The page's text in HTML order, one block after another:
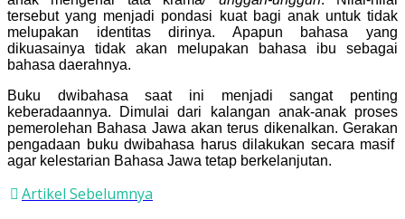
tersebut yang menjadi pondasi kuat bagi anak untuk tidak
melupakan identitas dirinya. Apapun bahasa yang
dikuasainya tidak akan melupakan bahasa ibu sebagai
bahasa daerahnya.
Buku dwibahasa saat ini menjadi sangat penting
keberadaannya. Dimulai dari kalangan anak-anak proses
pemerolehan Bahasa Jawa akan terus dikenalkan. Gerakan
pengadaan buku dwibahasa harus dilakukan secara masif
agar kelestarian Bahasa Jawa tetap berkelanjutan.
Artikel Sebelumnya